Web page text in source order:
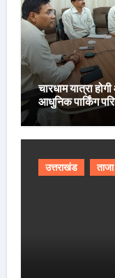
चारधाम यात्रा
आधुनिक पार्किंग
उत्तराखंड